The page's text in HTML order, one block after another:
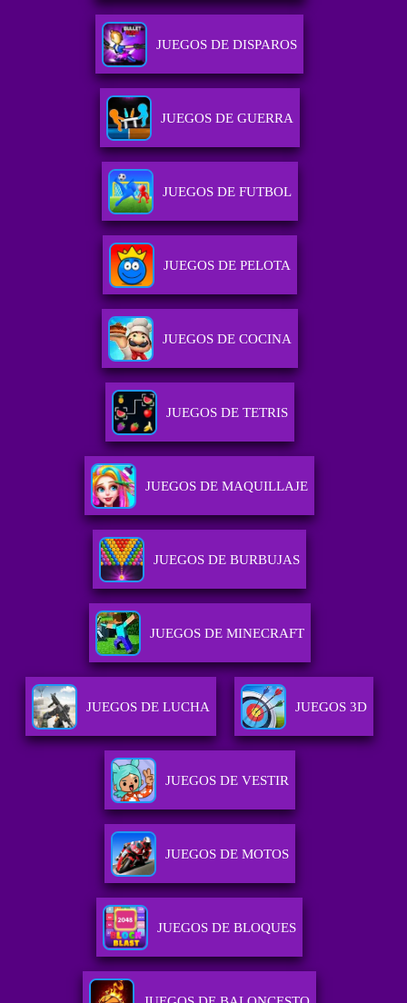
JUEGOS DE DISPAROS
JUEGOS DE GUERRA
JUEGOS DE FUTBOL
JUEGOS DE PELOTA
JUEGOS DE COCINA
JUEGOS DE TETRIS
JUEGOS DE MAQUILLAJE
JUEGOS DE BURBUJAS
JUEGOS DE MINECRAFT
JUEGOS DE LUCHA JUEGOS 3D
JUEGOS DE VESTIR
JUEGOS DE MOTOS
JUEGOS DE BLOQUES